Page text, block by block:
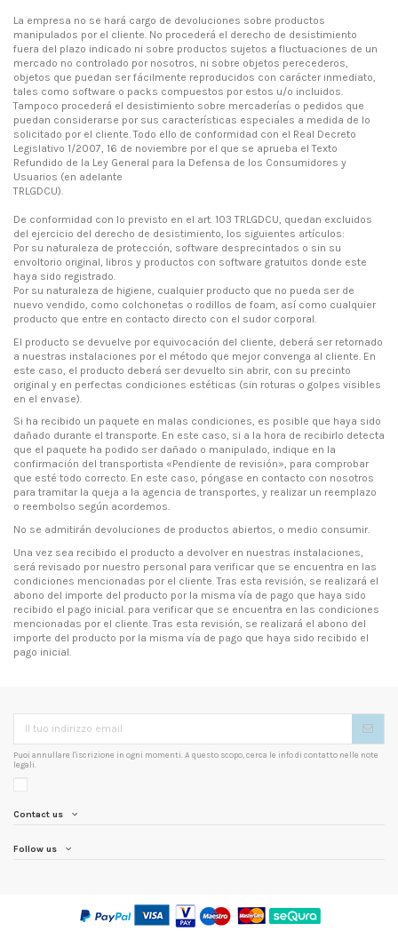
La empresa no se hará cargo de devoluciones sobre productos
manipulados por el cliente. No procederá el derecho de desistimiento
fuera del plazo indicado ni sobre productos sujetos a fluctuaciones de un
mercado no controlado por nosotros, ni sobre objetos perecederos,
objetos que puedan ser fácilmente reproducidos con carácter inmediato,
tales como software o packs compuestos por estos u/o incluidos.
Tampoco procederá el desistimiento sobre mercaderías o pedidos que
puedan considerarse por sus características especiales a medida de lo
solicitado por el cliente. Todo ello de conformidad con el Real Decreto
Legislativo 1/2007, 16 de noviembre por el que se aprueba el Texto
Refundido de la Ley General para la Defensa de los Consumidores y
Usuarios (en adelante
TRLGDCU).
De conformidad con lo previsto en el art. 103 TRLGDCU, quedan excluidos
del ejercicio del derecho de desistimiento, los siguientes artículos:
Por su naturaleza de protección, software desprecintados o sin su
envoltorio original, libros y productos con software gratuitos donde este
haya sido registrado.
Por su naturaleza de higiene, cualquier producto que no pueda ser de
nuevo vendido, como colchonetas o rodillos de foam, así como cualquier
producto que entre en contacto directo con el sudor corporal.
El producto se devuelve por equivocación del cliente, deberá ser retornado
a nuestras instalaciones por el método que mejor convenga al cliente. En
este caso, el producto deberá ser devuelto sin abrir, con su precinto
original y en perfectas condiciones estéticas (sin roturas o golpes visibles
en el envase).
Si ha recibido un paquete en malas condiciones, es posible que haya sido
dañado durante el transporte. En este caso, si a la hora de recibirlo detecta
que el paquete ha podido ser dañado o manipulado, indique en la
confirmación del transportista «Pendiente de revisión», para comprobar
que esté todo correcto. En este caso, póngase en contacto con nosotros
para tramitar la queja a la agencia de transportes, y realizar un reemplazo
o reembolso según acordemos.
No se admitirán devoluciones de productos abiertos, o medio consumir.
Una vez sea recibido el producto a devolver en nuestras instalaciones,
será revisado por nuestro personal para verificar que se encuentra en las
condiciones mencionadas por el cliente. Tras esta revisión, se realizará el
abono del importe del producto por la misma vía de pago que haya sido
recibido el pago inicial. para verificar que se encuentra en las condiciones
mencionadas por el cliente. Tras esta revisión, se realizará el abono del
importe del producto por la misma vía de pago que haya sido recibido el
pago inicial.
Puoi annullare l'iscrizione in ogni momenti. A questo scopo, cerca le info di contatto nelle note
legali.
Contact us
Follow us